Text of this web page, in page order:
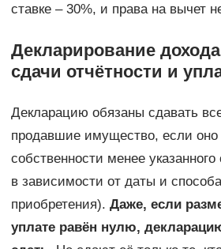
ставке – 30%, и права на вычет
Декларирование
сдачи отчётности и
Декларацию обязаны сдавать
продавшие имущество, если
собственности менее
в зависимости от даты и
приобретения). Даже, если
уплате равён нулю,